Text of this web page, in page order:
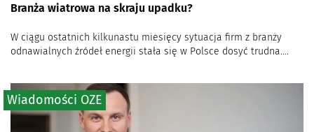
Branża wiatrowa na skraju upadku?
W ciągu ostatnich kilkunastu miesięcy sytuacja firm z branży
odnawialnych źródeł energii stała się w Polsce dosyć trudna....
Wiadomości OZE